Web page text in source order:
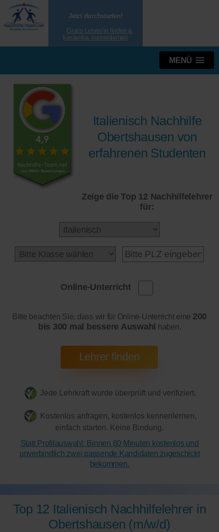
Jetzt durchstarten!
Gratis Lehrer/in finden &
kostenlos kennenlernen
MENÜ
Italienisch Nachhilfe
Obertshausen von
erfahrenen Studenten
Zeige die Top 12 Nachhilfelehrer
für:
Online-Unterricht
Bitte beachten Sie, dass wir für Online-Unterricht eine 200
bis 300 mal bessere Auswahl haben.
Jede Lehrkraft wurde überprüft und verifiziert.
Kostenlos anfragen, kostenlos kennenlernen,
einfach starten. Keine Bindung.
Statt Profilauswahl: Binnen 60 Minuten kostenlos und
unverbindlich zwei passende Kandidaten zugeschickt
bekommen.
Top 12 Italienisch Nachhilfelehrer in
Obertshausen (m/w/d)